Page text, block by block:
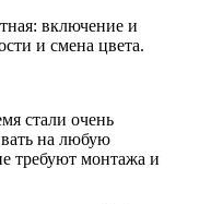
включение и
и смена цвета.
стали очень
на любую
требуют монтажа и